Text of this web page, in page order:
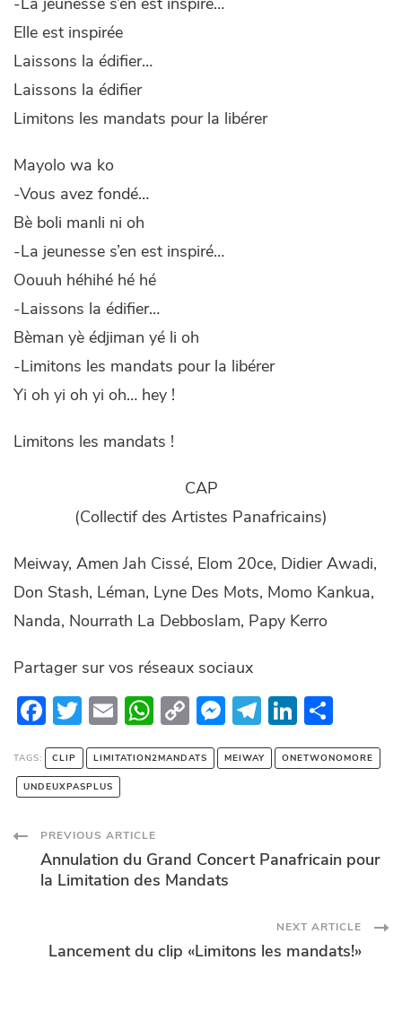
Elle est inspirée
Laissons la édifier…
Laissons la édifier
Limitons les mandats pour la libérer
Mayolo wa ko
-Vous avez fondé…
Bè boli manli ni oh
-La jeunesse s’en est inspiré…
Oouuh héhihé hé hé
-Laissons la édifier…
Bèman yè édjiman yé li oh
-Limitons les mandats pour la libérer
Yi oh yi oh yi oh… hey !
Limitons les mandats !
CAP
(Collectif des Artistes Panafricains)
Meiway, Amen Jah Cissé, Elom 20ce, Didier Awadi,
Don Stash, Léman, Lyne Des Mots, Momo Kankua,
Nanda, Nourrath La Debboslam, Papy Kerro
Partager sur vos réseaux sociaux
F
ac
e
b
o
o
k
T
w
itt
er
E
m
ail
W
h
at
A
p
p
C
o
p
n
k
M
es
se
er
T
el
e
m
Li
n
k
n
ar
ta
TAGS: CLIP LIMITATION2MANDATS MEIWAY ONETWONOMORE
UNDEUXPASPLUS
Post
Navigation
PREVIOUS ARTICLE
Annulation du Grand Concert Panafricain pour
la Limitation des Mandats
NEXT ARTICLE
Lancement du clip «Limitons les mandats!»